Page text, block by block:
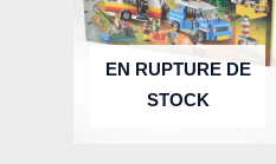
choisies
EN RUPTURE DE
STOCK